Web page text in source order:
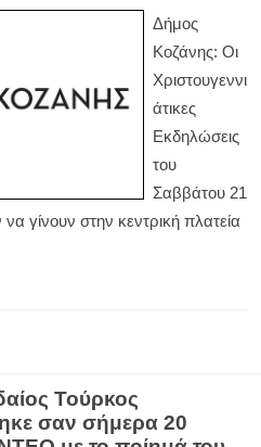
Δήμος
Κοζάνης: Οι
Χριστουγεννι
άτικες
Εκδηλώσεις
του
Σαββάτου 21
γίνουν στην κεντρική πλατεία
Τούρκος
σαν σήμερα 20